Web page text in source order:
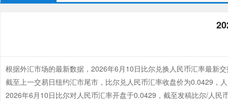
根据外汇市场的最新数据， 2026年6月10日比尔兑换人民币汇率最新
截至上一交易日纽约汇市尾市，比尔兑人民币汇率收盘价为0.0429 ，
2026年6月10日比尔对人民币汇率开盘于0.0429 ，截至发稿比尔/人民